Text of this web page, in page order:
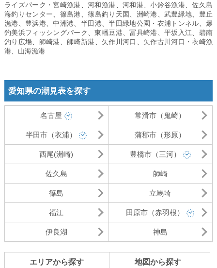
ライズパーク・宮崎漁港
、河和漁港 河和港 、小鈴谷漁港 、佐久島
海釣りセンター
篠島港 、篠島釣り天国 洲崎港 、武豊緑地
豊丘
漁港
豊浜港 、中洲港 半田港 、半田緑地公園・衣浦トンネル 、爆
釣美浜フィッシングパーク
、東幡豆港 、冨具崎港 平坂入江
碧南
釣り広場
師崎港 師崎新港 矢作川河口
矢作古川河口・衣崎漁
港
山海漁港
愛知県の潮見表を探す
名古屋 常滑市（鬼崎）
半田市（衣浦） 蒲郡市（形原）
西尾(洲崎) 豊橋市（三河）
佐久島 師崎
篠島 立馬埼
福江 田原市（赤羽根）
伊良湖 神島
エリアから探す 地図から探す